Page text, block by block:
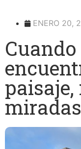
ENERO 20,
miradas